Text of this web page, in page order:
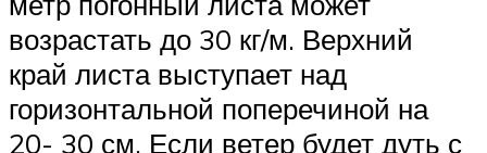
возрастать до 30 кг/м. Верхний
край листа выступает над
горизонтальной поперечиной на
20- 30 см. Если ветер будет дуть с